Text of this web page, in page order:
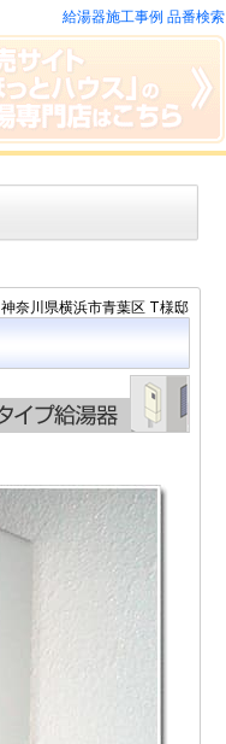
給湯器施工事例 品番検索
神奈川県横浜市青葉区 T様邸